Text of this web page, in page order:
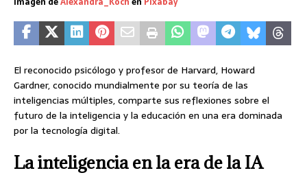
El reconocido psicólogo y profesor de Harvard, Howard
Gardner, conocido mundialmente por su teoría de las
inteligencias múltiples, comparte sus reflexiones sobre el
futuro de la inteligencia y la educación en una era dominada
por la tecnología digital.
La inteligencia en la era de la IA